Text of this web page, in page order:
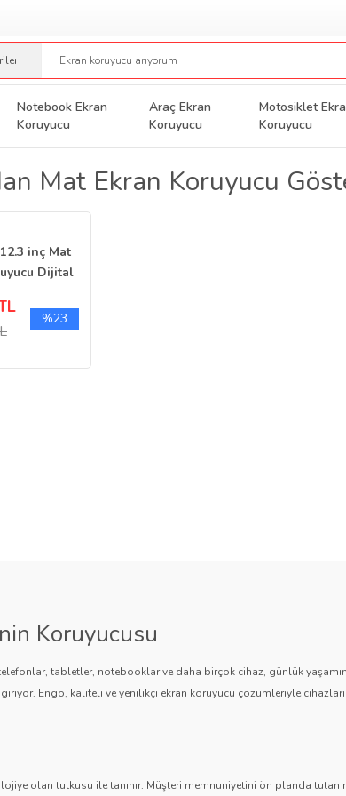
Notebook Ekran
Koruyucu
Araç Ekran
Koruyucu
Motosiklet
Koruyucu
Mat Ekran Koruyucu
inç Mat
Dijital
%23
Koruyucusu
tabletler, notebooklar ve daha birçok cihaz, günlük
Engo, kaliteli ve yenilikçi ekran koruyucu çözümleriyle
olan tutkusu ile tanınır. Müşteri memnuniyetini ön planda